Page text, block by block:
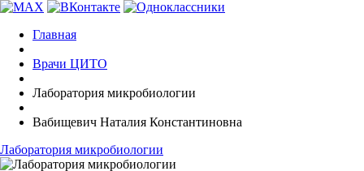
Главная
Врачи ЦИТО
Лаборатория микробиологии
Вабищевич Наталия Константиновна
Лаборатория микробиологии